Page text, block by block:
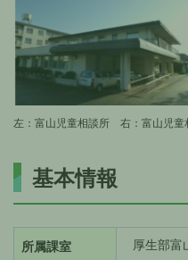
左：富山児童相談所 右：富山児童
基本情報
所属課室 厚生部富